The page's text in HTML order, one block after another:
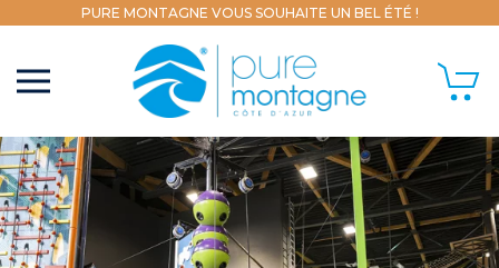
PURE MONTAGNE VOUS SOUHAITE UN BEL ÉTÉ !